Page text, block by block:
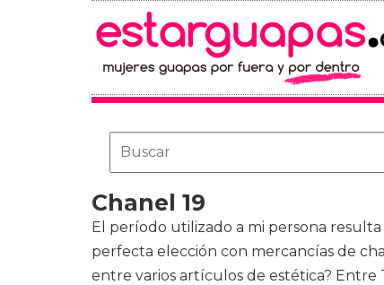
Chanel 19
El período utilizado a mi persona
perfecta elección con mercancías de
entre varios artículos de estética? Entre